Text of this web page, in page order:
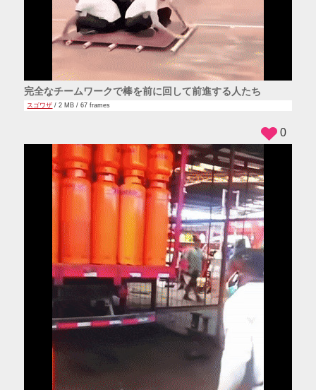
完全なチームワークで棒を前に回して前進する人たち
スゴワザ / 2 MB / 67 frames
0